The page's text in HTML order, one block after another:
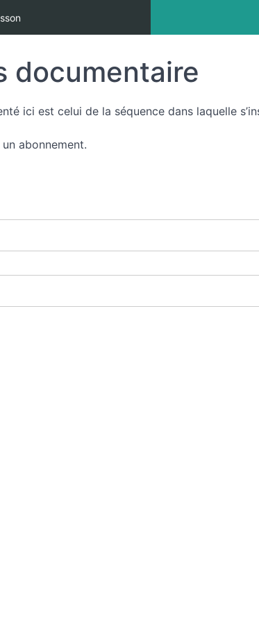
documentaire
ici est celui de la séquence dans laquelle
abonnement.